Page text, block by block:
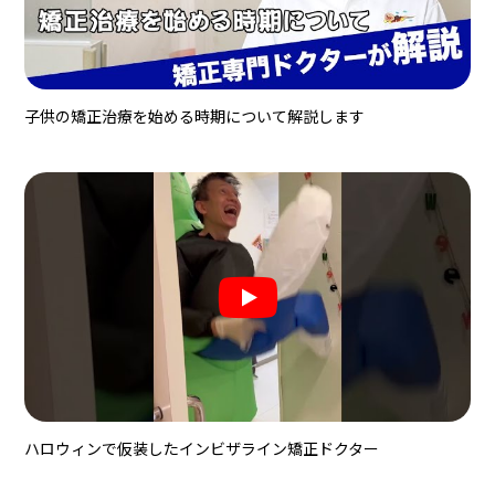
子供の矯正治療を始める時期について解説します
ハロウィンで仮装したインビザライン矯正ドクター